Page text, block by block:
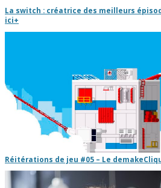
La switch : créatrice des meilleurs
ici+
Réitérations de jeu #05 – Le demake